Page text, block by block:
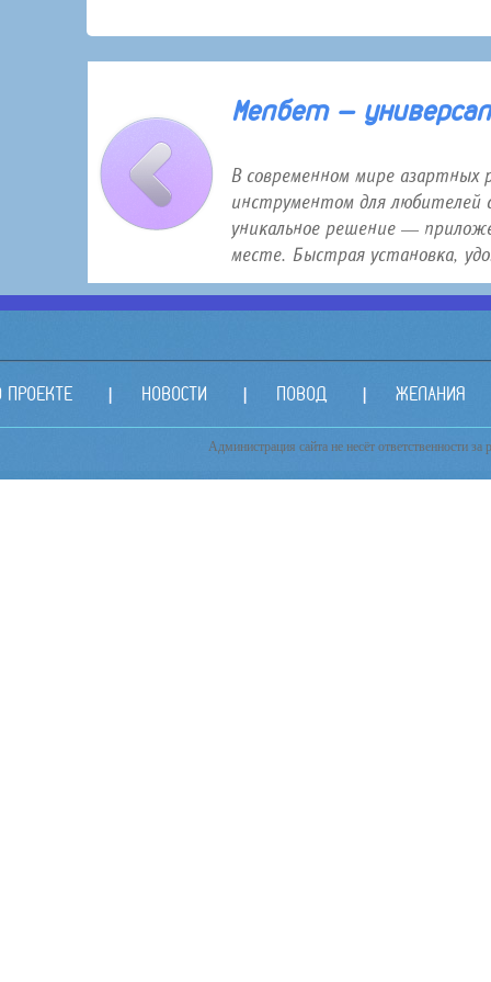
Мелбет —
В современном мире азартных
инструментом для любителей
уникальное решение —
месте. Быстрая установка,
ПРОЕКТЕ НОВОСТИ ПОВОД ЖЕЛАНИЯ
Администрация сайта не несёт ответственности